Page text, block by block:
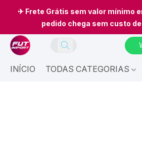
✈ Frete Grátis sem valor mínimo
pedido chega sem custo
INÍCIO TODAS CATEGORIAS